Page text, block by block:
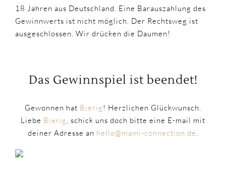
18 Jahren aus Deutschland. Eine Barauszahlung des
Gewinnwerts ist nicht möglich. Der Rechtsweg ist
ausgeschlossen. Wir drücken die Daumen!
Das Gewinnspiel ist beendet!
Gewonnen hat Bierig! Herzlichen Glückwunsch.
Liebe Bierig, schick uns doch bitte eine E-mail mit
deiner Adresse an hello@mami-connection.de.